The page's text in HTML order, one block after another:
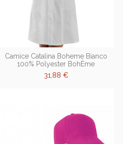
Camice Catalina Boheme Bianco
100% Polyester BohÈme
31,88 €